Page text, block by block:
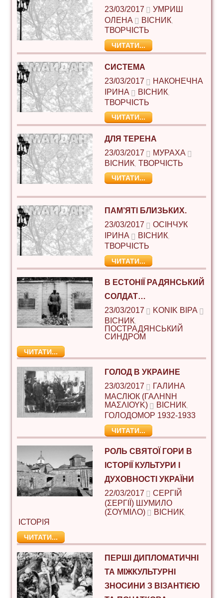
23/03/2017
УМРИШ
ОЛЕНА
ВІСНИК
ТВОРЧІСТЬ
ЧИТАТИ...
СИСТЕМА
23/03/2017
НАКОНЕЧНА
ІРИНА
ВІСНИК
ТВОРЧІСТЬ
ЧИТАТИ...
ДЛЯ ТЕРЕНА
23/03/2017
МУРАХА
ВІСНИК ТВОРЧІСТЬ
ЧИТАТИ...
ПАМ’ЯТІ БЛИЗЬКИХ.
23/03/2017
ОСІНЧУК
ІРИНА
ВІСНИК,
ТВОРЧІСТЬ
ЧИТАТИ...
В ЕСТОНІЇ РАДЯНСЬКИЙ
СОЛДАТ…
23/03/2017
ΚΌΝΙΚ ΒΊΡΑ
ВІСНИК
ПОСТРАДЯНСЬКИЙ
СИНДРОМ
ЧИТАТИ...
ГОЛОД В УКРАИНЕ
23/03/2017
ГАЛИНА
МАСЛЮК (ΓΑΛΉΝΗ
ΜΑΣΛΙΟΎΚ)
ВІСНИК,
ГОЛОДОМОР 1932-1933
ЧИТАТИ...
РОЛЬ СВЯТОЇ ГОРИ В
ІСТОРІЇ КУЛЬТУРИ І
ДУХОВНОСТІ УКРАЇНИ
22/03/2017
СЕРГІЙ
(ΣΕΡΓΊΙ) ШУМИЛО
(ΣΟΥΜΊΛΟ)
ВІСНИК
ІСТОРІЯ
ЧИТАТИ...
ПЕРШІ ДИПЛОМАТИЧНІ
ТА МІЖКУЛЬТУРНІ
ЗНОСИНИ З ВІЗАНТІЄЮ